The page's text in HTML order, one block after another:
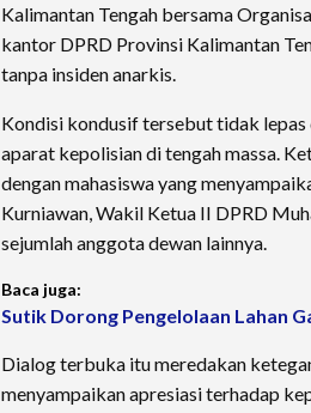
Kalimantan Tengah bersama
kantor DPRD Provinsi Kalimantan
tanpa insiden anarkis.
Kondisi kondusif tersebut tidak lepas
aparat kepolisian di tengah massa.
dengan mahasiswa yang
Kurniawan, Wakil Ketua II DPRD
sejumlah anggota dewan lainnya.
Baca juga:
Sutik Dorong Pengelolaan Lahan
Dialog terbuka itu meredakan
menyampaikan apresiasi terhadap